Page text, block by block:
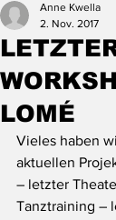
LOMÉ
Anne Kwella
2. Nov. 2017
Vieles haben
aktuellen
– letzter
Tanztraining –